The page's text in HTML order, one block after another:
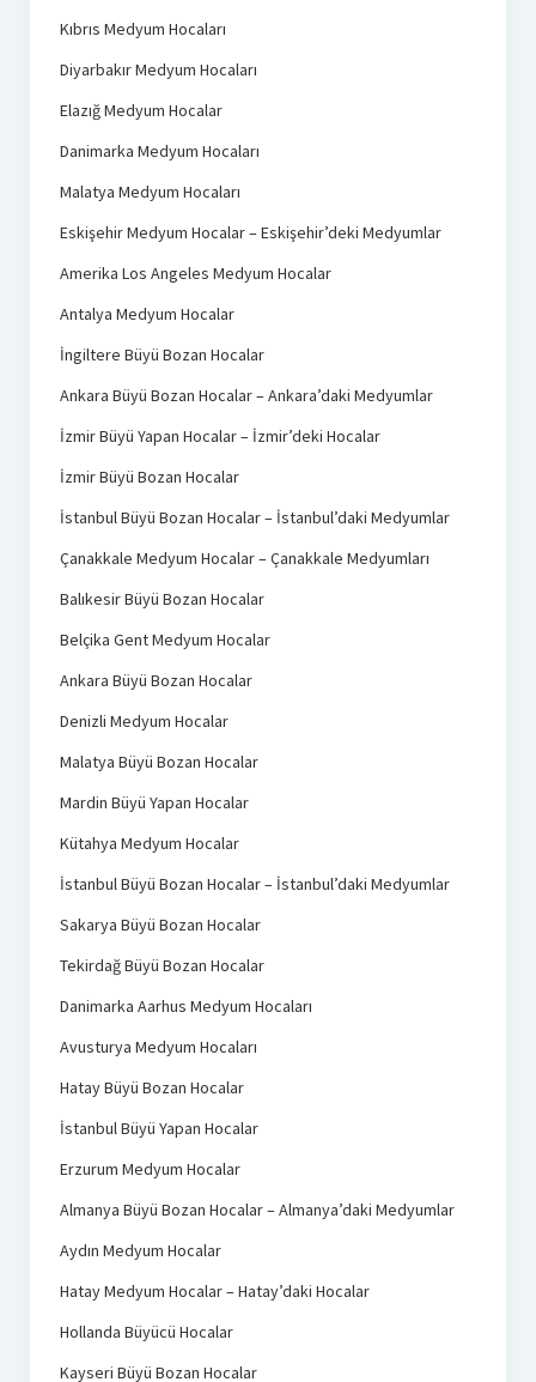
Kıbrıs Medyum Hocaları
Diyarbakır Medyum Hocaları
Elazığ Medyum Hocalar
Danimarka Medyum Hocaları
Malatya Medyum Hocaları
Eskişehir Medyum Hocalar – Eskişehir’deki Medyumlar
Amerika Los Angeles Medyum Hocalar
Antalya Medyum Hocalar
İngiltere Büyü Bozan Hocalar
Ankara Büyü Bozan Hocalar – Ankara’daki Medyumlar
İzmir Büyü Yapan Hocalar – İzmir’deki Hocalar
İzmir Büyü Bozan Hocalar
İstanbul Büyü Bozan Hocalar – İstanbul’daki Medyumlar
Çanakkale Medyum Hocalar – Çanakkale Medyumları
Balıkesir Büyü Bozan Hocalar
Belçika Gent Medyum Hocalar
Ankara Büyü Bozan Hocalar
Denizli Medyum Hocalar
Malatya Büyü Bozan Hocalar
Mardin Büyü Yapan Hocalar
Kütahya Medyum Hocalar
İstanbul Büyü Bozan Hocalar – İstanbul’daki Medyumlar
Sakarya Büyü Bozan Hocalar
Tekirdağ Büyü Bozan Hocalar
Danimarka Aarhus Medyum Hocaları
Avusturya Medyum Hocaları
Hatay Büyü Bozan Hocalar
İstanbul Büyü Yapan Hocalar
Erzurum Medyum Hocalar
Almanya Büyü Bozan Hocalar – Almanya’daki Medyumlar
Aydın Medyum Hocalar
Hatay Medyum Hocalar – Hatay’daki Hocalar
Hollanda Büyücü Hocalar
Kayseri Büyü Bozan Hocalar